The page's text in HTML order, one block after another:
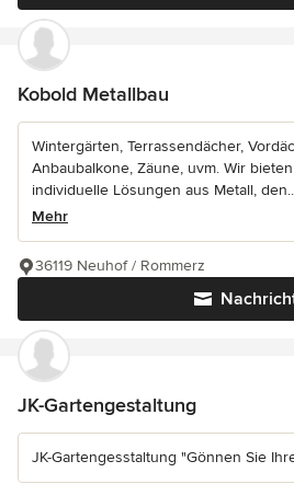
Kobold Metallbau
Wintergärten, Terrassendächer,
Anbaubalkone, Zäune, uvm. Wir
individuelle Lösungen aus Metall,
Mehr
36119 Neuhof / Rommerz
JK-Gartengestaltung
JK-Gartengesstaltung "Gönnen Sie